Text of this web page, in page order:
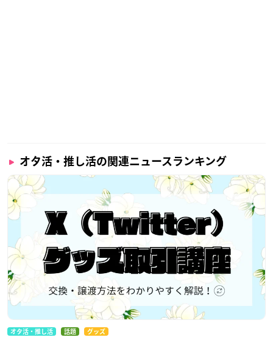
オタ活・推し活の関連ニュースランキング
オタ活・推し活 話題 グッズ